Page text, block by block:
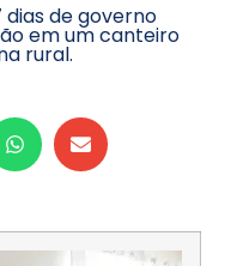
dias de governo
em um canteiro
rural.